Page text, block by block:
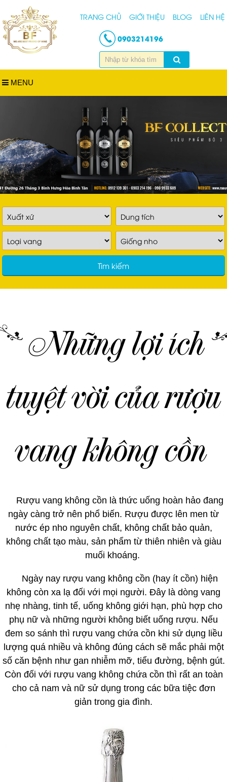
TRANG CHỦ GIỚI THIỆU BLOG LIÊN HỆ
0903214196
MENU
Tìm kiếm
Những lợi ích
tuyệt vời của rượu
vang không cồn
Rượu vang không cồn là thức uống hoàn hảo đang
ngày càng trở nên phổ biến. Rượu được lên men từ
nước ép nho nguyên chất, không chất bảo quản,
không chất tạo màu, sản phẩm từ thiên nhiên và giàu
muối khoáng.
Ngày nay rượu vang không cồn (hay ít cồn) hiện
không còn xa lạ đối với mọi người. Đây là dòng vang
nhẹ nhàng, tinh tế, uống không giới hạn, phù hợp cho
phụ nữ và những người không biết uống rượu. Nếu
đem so sánh thì rượu vang chứa cồn khi sử dụng liều
lượng quá nhiều và không đúng cách sẽ mắc phải một
số căn bệnh như gan nhiễm mỡ, tiểu đường, bệnh gút.
Còn đối với rượu vang không chứa cồn thì rất an toàn
cho cả nam và nữ sử dụng trong các bữa tiệc đơn
giản trong gia đình.